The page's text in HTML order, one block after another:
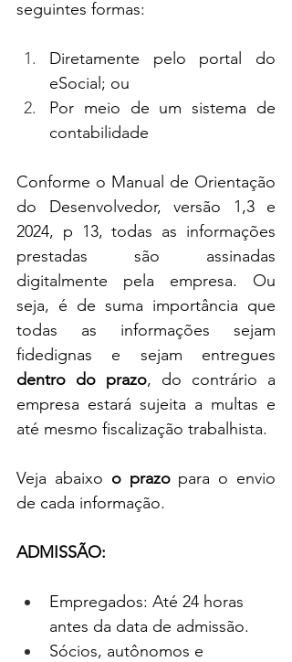
seguintes formas:
Diretamente pelo portal do
eSocial; ou
Por meio de um sistema de
contabilidade
Conforme o Manual de Orientação
do Desenvolvedor, versão 1,3 e
2024, p 13, todas as informações
prestadas são assinadas
digitalmente pela empresa. Ou
seja, é de suma importância que
todas as informações sejam
dentro do prazo, do contrário a
empresa estará sujeita a multas e
até mesmo fiscalização trabalhista.
Veja abaixo o prazo para o envio
de cada informação.
ADMISSÃO:
Empregados: Até 24 horas
antes da data de admissão.
Sócios, autônomos e